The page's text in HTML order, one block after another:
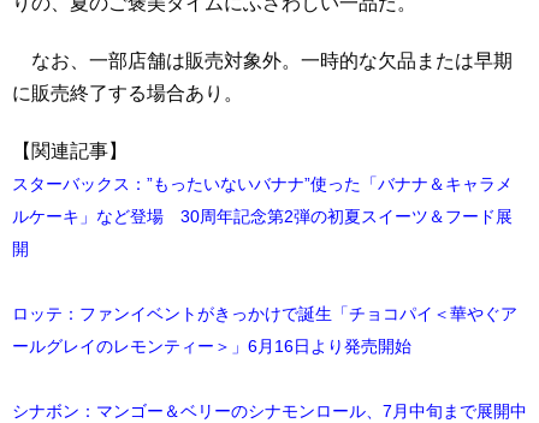
なお、一部店舗は販売対象外。一時的な欠品または早期
に販売終了する場合あり。
【関連記事】
スターバックス：”もったいないバナナ”使った「バナナ＆キャラメ
ルケーキ」など登場 30周年記念第2弾の初夏スイーツ＆フード展
開
ロッテ：ファンイベントがきっかけで誕生「チョコパイ＜華やぐア
ールグレイのレモンティー＞」6月16日より発売開始
シナボン：マンゴー＆ベリーのシナモンロール、7月中旬まで展開中